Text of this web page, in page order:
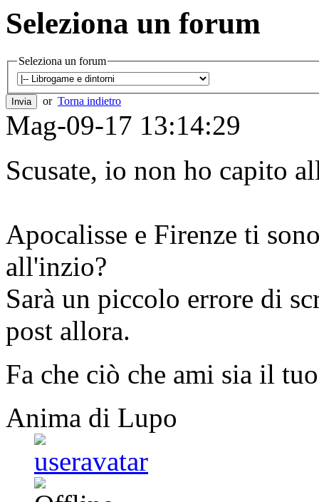
Seleziona un forum
Seleziona un forum
or Torna indietro
Mag-09-17 13:14:29
Scusate, io non ho capito
Apocalisse e Firenze ti
all'inzio?
Sarà un piccolo errore di
post allora.
Fa che ciò che ami sia il
Anima di Lupo